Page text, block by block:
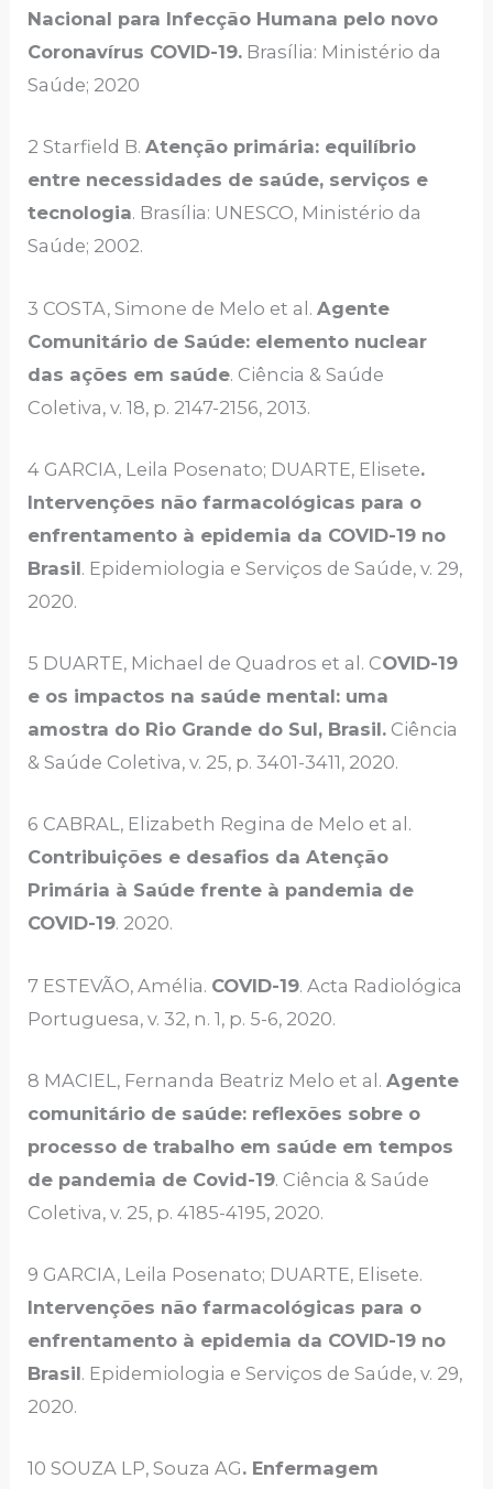
Nacional para Infecção Humana pelo novo
Coronavírus COVID-19. Brasília: Ministério da
Saúde; 2020
2 Starfield B.Atenção primária: equilíbrio
entre necessidades de saúde, serviços e
tecnologia. Brasília: UNESCO, Ministério da
Saúde; 2002.
3 COSTA, Simone de Melo et al.Agente
Comunitário de Saúde: elemento nuclear
das ações em saúde. Ciência & Saúde
Coletiva, v. 18, p. 2147-2156, 2013.
4 GARCIA, Leila Posenato; DUARTE, Elisete.
Intervenções não farmacológicas para o
enfrentamento à epidemia da COVID-19 no
Brasil. Epidemiologia e Serviços de Saúde, v. 29,
2020.
5 DUARTE, Michael de Quadros et al. COVID-19
e os impactos na saúde mental: uma
amostra do Rio Grande do Sul, Brasil. Ciência
& Saúde Coletiva, v. 25, p. 3401-3411, 2020.
6 CABRAL, Elizabeth Regina de Melo et al.
Contribuições e desafios da Atenção
Primária à Saúde frente à pandemia de
COVID-19. 2020.
7 ESTEVÃO, Amélia. COVID-19. Acta Radiológica
Portuguesa, v. 32, n. 1, p. 5-6, 2020.
8 MACIEL, Fernanda Beatriz Melo et al.Agente
comunitário de saúde: reflexões sobre o
processo de trabalho em saúde em tempos
de pandemia de Covid-19. Ciência & Saúde
Coletiva, v. 25, p. 4185-4195, 2020.
9 GARCIA, Leila Posenato; DUARTE, Elisete.
Intervenções não farmacológicas para o
enfrentamento à epidemia da COVID-19 no
Brasil. Epidemiologia e Serviços de Saúde, v. 29,
2020.
10 SOUZA LP, Souza AG. Enfermagem